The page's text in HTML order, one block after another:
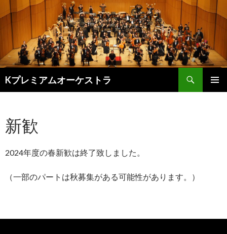
Kプレミアムオーケストラ
索
ン
ツ
ス
ッ
プ
新歓
2024年度の春新歓は終了致しました。
（一部のパートは秋募集がある可能性があります。）